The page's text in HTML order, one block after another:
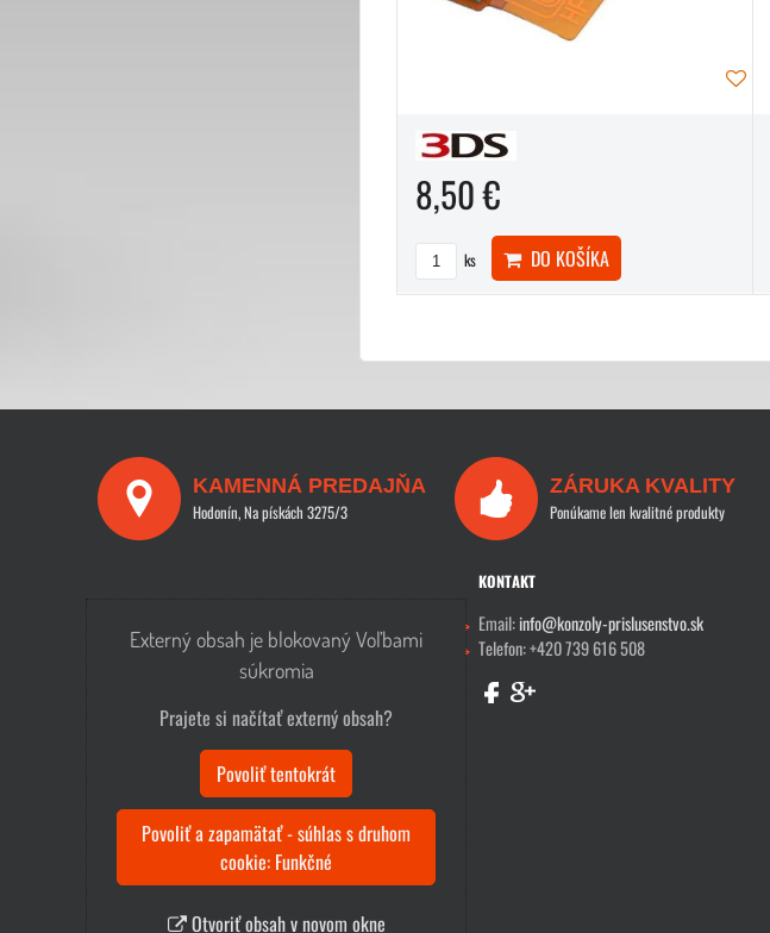
8,50 €
ks DO KOŠÍKA
KAMENNÁ PREDAJŇA
Hodonín, Na pískách 3275/3
ZÁRUKA KVALITY
Ponúkame len kvalitné produkty
Externý obsah je blokovaný Voľbami
súkromia
Prajete si načítať externý obsah?
Povoliť tentokrát
Povoliť a zapamätať - súhlas s druhom
cookie: Funkčné
Otvoriť obsah v novom okne
KONTAKT
Email:info@konzoly-prislusenstvo.sk
Telefon: +420 739 616 508